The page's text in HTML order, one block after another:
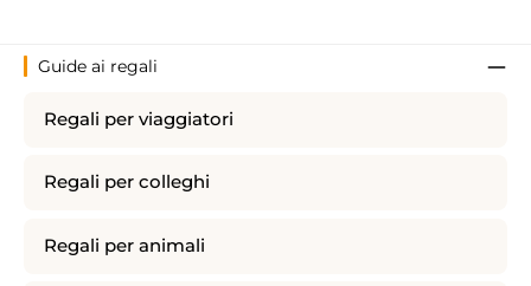
Guide ai regali
Regali per viaggiatori
Regali per colleghi
Regali per animali